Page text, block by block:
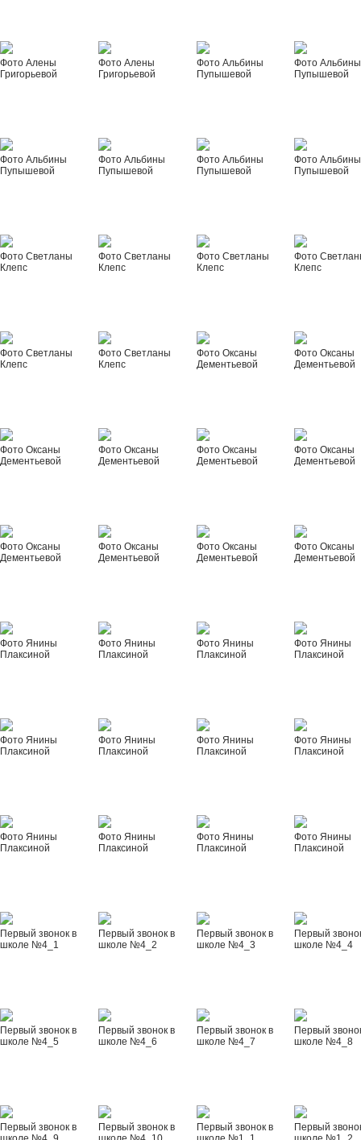
Фото Алены
Григорьевой
Фото Алены
Григорьевой
Фото Альбины
Пупышевой
Фото Альбины
Пупышевой
Фото Альбины
Пупышевой
Фото Альбины
Пупышевой
Фото Альбины
Пупышевой
Фото Альбины
Пупышевой
Фото Светланы
Клепс
Фото Светланы
Клепс
Фото Светланы
Клепс
Фото
Клепс
Фото Светланы
Клепс
Фото Светланы
Клепс
Фото Оксаны
Дементьевой
Фото Оксаны
Дементьевой
Фото Оксаны
Дементьевой
Фото Оксаны
Дементьевой
Фото Оксаны
Дементьевой
Фото Оксаны
Дементьевой
Фото Оксаны
Дементьевой
Фото Оксаны
Дементьевой
Фото Оксаны
Дементьевой
Фото Оксаны
Дементьевой
Фото Янины
Плаксиной
Фото Янины
Плаксиной
Фото Янины
Плаксиной
Фото Янины
Плаксиной
Фото Янины
Плаксиной
Фото Янины
Плаксиной
Фото Янины
Плаксиной
Фото Янины
Плаксиной
Фото Янины
Плаксиной
Фото Янины
Плаксиной
Фото Янины
Плаксиной
Фото Янины
Плаксиной
Первый звонок в
школе №4_1
Первый звонок в
школе №4_2
Первый звонок в
школе №4_3
Первый
школе №4_4
Первый звонок в
школе №4_5
Первый звонок в
школе №4_6
Первый звонок в
школе №4_7
Первый
школе №4_8
Первый звонок в
Первый звонок в
Первый звонок в
Первый